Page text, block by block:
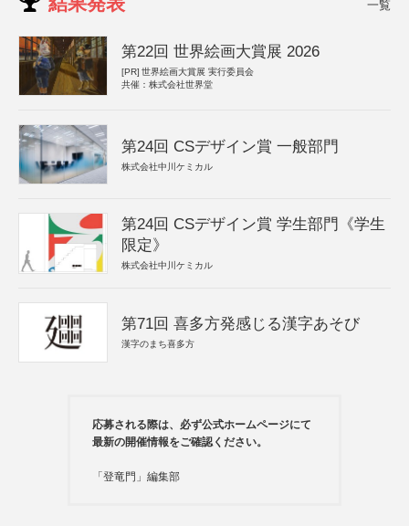
一覧
第22回 世界絵画大賞展 2026
[PR] 世界絵画大賞展 実行委員会
共催：株式会社世界堂
第24回 CSデザイン賞 一般部門
株式会社中川ケミカル
第24回 CSデザイン賞 学生部門《学生
限定》
株式会社中川ケミカル
第71回 喜多方発感じる漢字あそび
漢字のまち喜多方
応募される際は、必ず公式ホームページにて
最新の開催情報をご確認ください。
「登竜門」編集部